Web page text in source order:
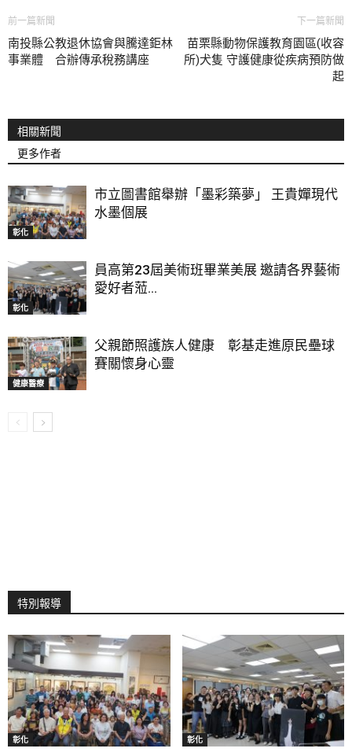
前一篇新聞
南投縣公教退休協會與騰達鉅林
事業體 合辦傳承稅務講座
下一篇新聞
苗栗縣動物保護教育園區(收容
所)犬隻 守護健康從疾病預防做
起
相關新聞
更多作者
彰化
市立圖書館舉辦「墨彩築夢」 王貴嬋現代
水墨個展
彰化
員高第23屆美術班畢業美展 邀請各界藝術
愛好者蒞...
健康醫療
父親節照護族人健康 彰基走進原民壘球
賽關懷身心靈
特別報導
彰化 彰化